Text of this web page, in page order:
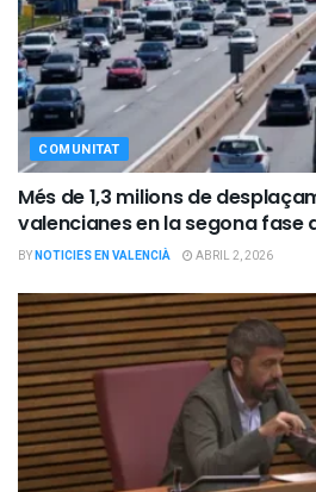
COMUNITAT
Més de 1,3 milions de
valencianes en la segona fase
BYNOTICIES EN VALENCIÀ ABRIL 2, 2026